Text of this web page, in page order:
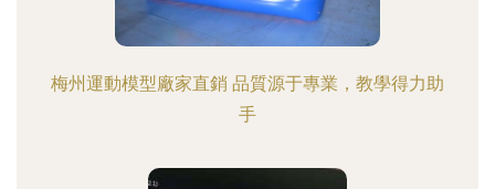
梅州運動模型廠家直銷 品質源于專業，教學得力助
手